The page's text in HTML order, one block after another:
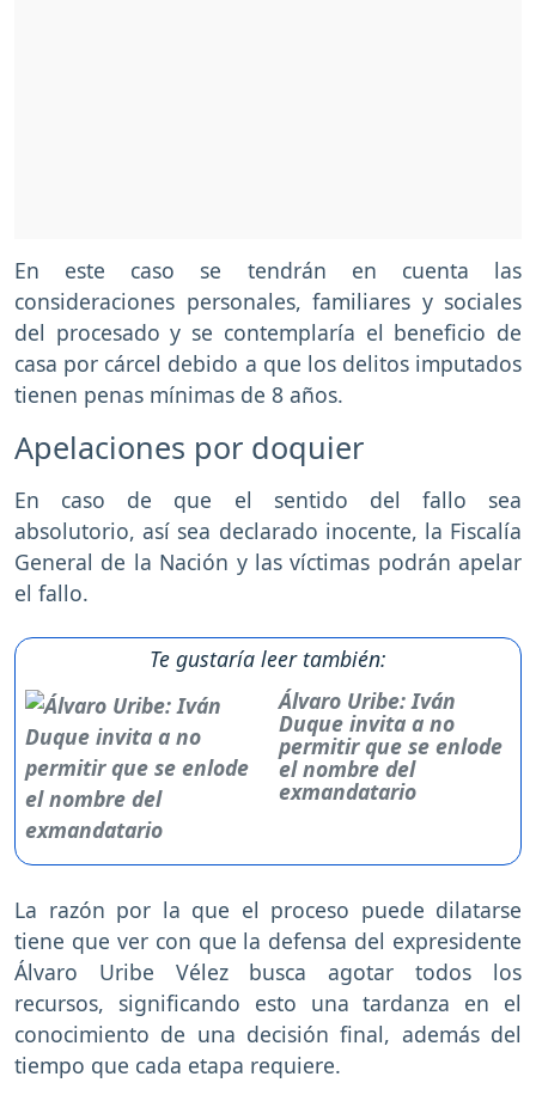
En este caso se tendrán en cuenta las
consideraciones personales, familiares y sociales
del procesado y se contemplaría el beneficio de
casa por cárcel debido a que los delitos imputados
tienen penas mínimas de 8 años.
Apelaciones por doquier
En caso de que el sentido del fallo sea
absolutorio, así sea declarado inocente, la Fiscalía
General de la Nación y las víctimas podrán apelar
el fallo.
Te gustaría leer también:
Álvaro Uribe: Iván
Duque invita a no
permitir que se enlode
el nombre del
exmandatario
La razón por la que el proceso puede dilatarse
tiene que ver con que la defensa del expresidente
Álvaro Uribe Vélez busca agotar todos los
recursos, significando esto una tardanza en el
conocimiento de una decisión final, además del
tiempo que cada etapa requiere.